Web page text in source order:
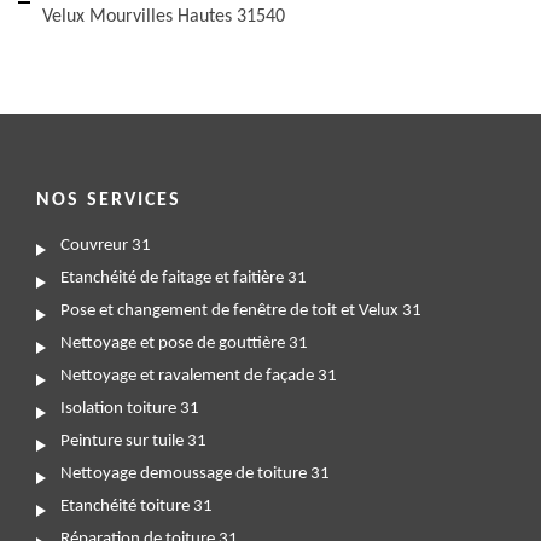
Velux Mourvilles Hautes 31540
NOS SERVICES
Couvreur 31
Etanchéité de faitage et faitière 31
Pose et changement de fenêtre de toit et Velux 31
Nettoyage et pose de gouttière 31
Nettoyage et ravalement de façade 31
Isolation toiture 31
Peinture sur tuile 31
Nettoyage demoussage de toiture 31
Etanchéité toiture 31